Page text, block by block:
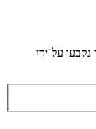
על־ידי